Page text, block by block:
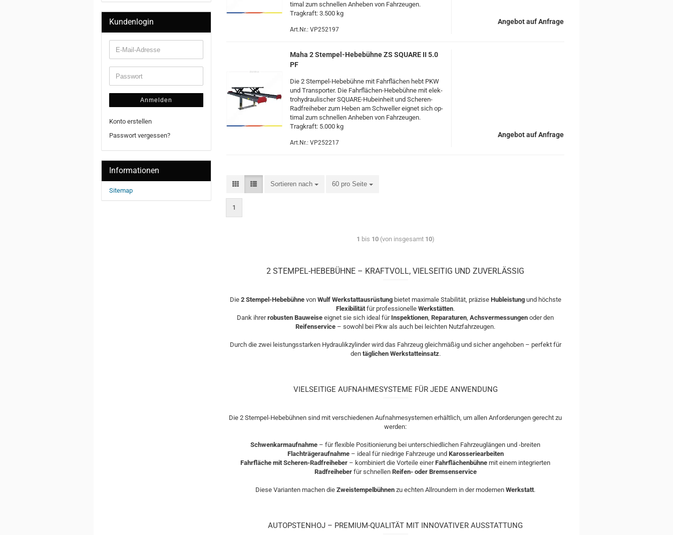
ti­mal zum schnel­len An­he­ben von Fahr­zeu­gen.
Trag­kraft: 3.500 kg
Art.Nr.: VP252197
Angebot auf Anfrage
Maha 2 Stempel-​​​​He­be­büh­ne ZS SQUA­RE II 5.0
PF
Die 2 Stempel-​Hebebühne mit Fahr­flä­chen hebt PKW
und Trans­por­ter. Die Fahrflächen-​Hebebühne mit elek­
tro­hy­drau­li­scher SQUARE-​Hubeinheit und Scheren-​
Radfreiheber zum Heben am Schwel­ler eig­net sich op­
ti­mal zum schnel­len An­he­ben von Fahr­zeu­gen.
Trag­kraft: 5.000 kg
Art.Nr.: VP252217
Angebot auf Anfrage
Sortieren nach 60 pro Seite
1
1 bis 10(von insgesamt 10)
2 STEMPEL-HEBEBÜHNE – KRAFTVOLL, VIELSEITIG UND ZUVERLÄSSIG
Die 2 Stempel-Hebebühnevon Wulf Werkstattausrüstungbietet maximale Stabilität, präzise Hubleistung und höchste
Flexibilitätfür professionelle Werkstätten.
Dank ihrerrobusten Bauweise eignet sie sich ideal für Inspektionen, Reparaturen, Achsvermessungen oder den
Reifenservice – sowohl bei Pkw als auch bei leichten Nutzfahrzeugen.
Durch die zwei leistungsstarken Hydraulikzylinder wird das Fahrzeug gleichmäßig und sicher angehoben – perfekt für
den täglichen Werkstatteinsatz.
VIELSEITIGE AUFNAHMESYSTEME FÜR JEDE ANWENDUNG
Die 2 Stempel-Hebebühnen sind mit verschiedenen Aufnahmesystemen erhältlich, um allen Anforderungen gerecht zu
werden:
Schwenkarmaufnahme – für flexible Positionierung bei unterschiedlichen Fahrzeuglängen und -breiten
Flachträgeraufnahme– ideal für niedrige Fahrzeuge und Karosseriearbeiten
Fahrfläche mit Scheren-Radfreiheber – kombiniert die Vorteile einerFahrflächenbühne mit einem integrierten
Radfreiheber für schnellen Reifen- oder Bremsenservice
Diese Varianten machen die Zweistempelbühnen zu echten Allroundern in der modernen Werkstatt.
AUTOPSTENHOJ – PREMIUM-QUALITÄT MIT INNOVATIVER AUSSTATTUNG
Kundenlogin
Anmelden
Konto erstellen
Passwort vergessen?
Informationen
Sitemap